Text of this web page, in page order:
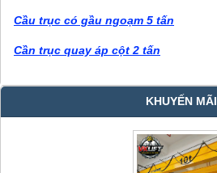
Cầu trục có gầu ngoạm 5 tấn
Cần trục quay áp cột 2 tấn
KHUYẾN MÃI